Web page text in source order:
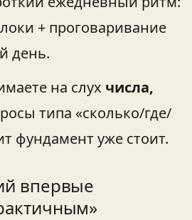
+ проговаривание
день.
на слух числа,
типа «сколько/где/
фундамент уже стоит.
впервые